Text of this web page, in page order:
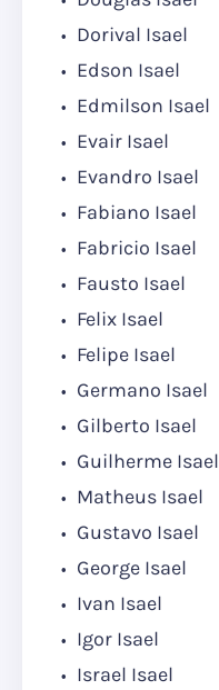
Dorival Isael
Edson Isael
Edmilson Isael
Evair Isael
Evandro Isael
Fabiano Isael
Fabricio Isael
Fausto Isael
Felix Isael
Felipe Isael
Germano Isael
Gilberto Isael
Guilherme Isael
Matheus Isael
Gustavo Isael
George Isael
Ivan Isael
Igor Isael
Israel Isael